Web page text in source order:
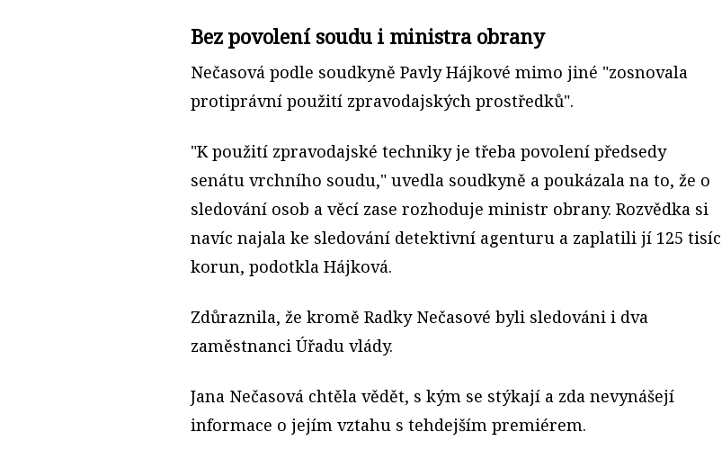
Bez povolení soudu i ministra obrany
Nečasová podle soudkyně Pavly Hájkové mimo jiné "zosnovala
protiprávní použití zpravodajských prostředků".
"K použití zpravodajské techniky je třeba povolení předsedy
senátu vrchního soudu," uvedla soudkyně a poukázala na to, že o
sledování osob a věcí zase rozhoduje ministr obrany. Rozvědka si
navíc najala ke sledování detektivní agenturu a zaplatili jí 125 tisíc
korun, podotkla Hájková.
Zdůraznila, že kromě Radky Nečasové byli sledováni i dva
zaměstnanci Úřadu vlády.
Jana Nečasová chtěla vědět, s kým se stýkají a zda nevynášejí
informace o jejím vztahu s tehdejším premiérem.